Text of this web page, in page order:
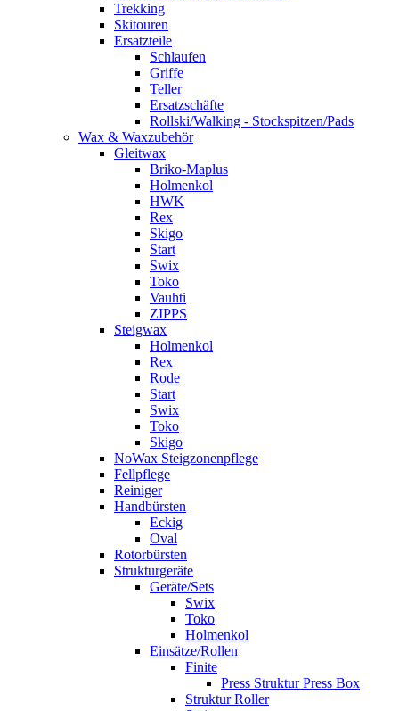
Trekking
Skitouren
Ersatzteile
Schlaufen
Griffe
Teller
Ersatzschäfte
Rollski/Walking - Stockspitzen/Pads
Wax & Waxzubehör
Gleitwax
Briko-Maplus
Holmenkol
HWK
Rex
Skigo
Start
Swix
Toko
Vauhti
ZIPPS
Steigwax
Holmenkol
Rex
Rode
Start
Swix
Toko
Skigo
NoWax Steigzonenpflege
Fellpflege
Reiniger
Handbürsten
Eckig
Oval
Rotorbürsten
Strukturgeräte
Geräte/Sets
Swix
Toko
Holmenkol
Einsätze/Rollen
Finite
Press Struktur Press Box
Struktur Roller